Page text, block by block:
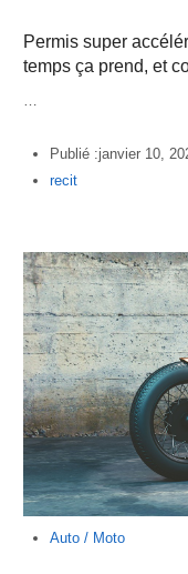
Permis super
temps ça prend, et
…
Publié :janvier 10,
Author
recit
Auto / Moto